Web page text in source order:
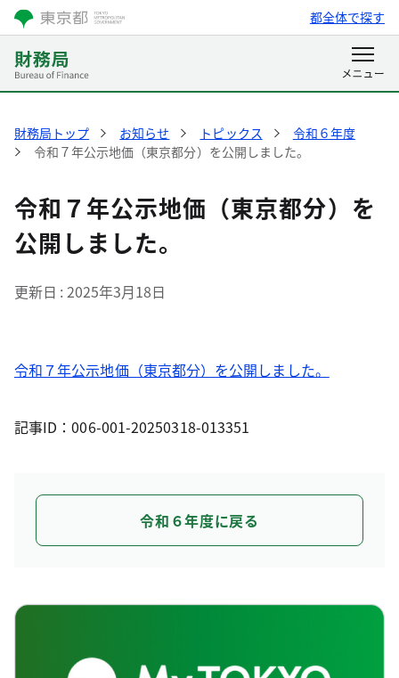
都全体で探す
財務局トップ お知らせ トピックス
令和６年度
令和７年公示地価（東京都分）を公開しました。
令和７年公示地価（東京都分）を
公開しました。
更新日 2025年3月18日
令和７年公示地価（東京都分）を公開しました。
記事ID：006-001-20250318-013351
令和６年度に戻る